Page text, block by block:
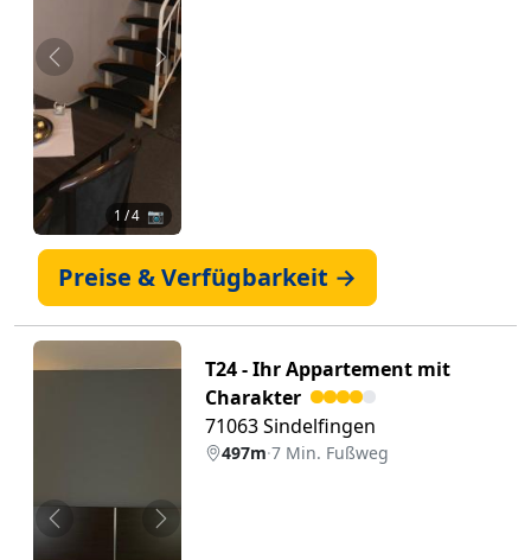
Zurück Weiter
1 / 4 📷
Preise & Verfügbarkeit →
Zurück Weiter
T24 - Ihr Appartement mit
Charakter
71063 Sindelfingen
497m·7 Min. Fußweg